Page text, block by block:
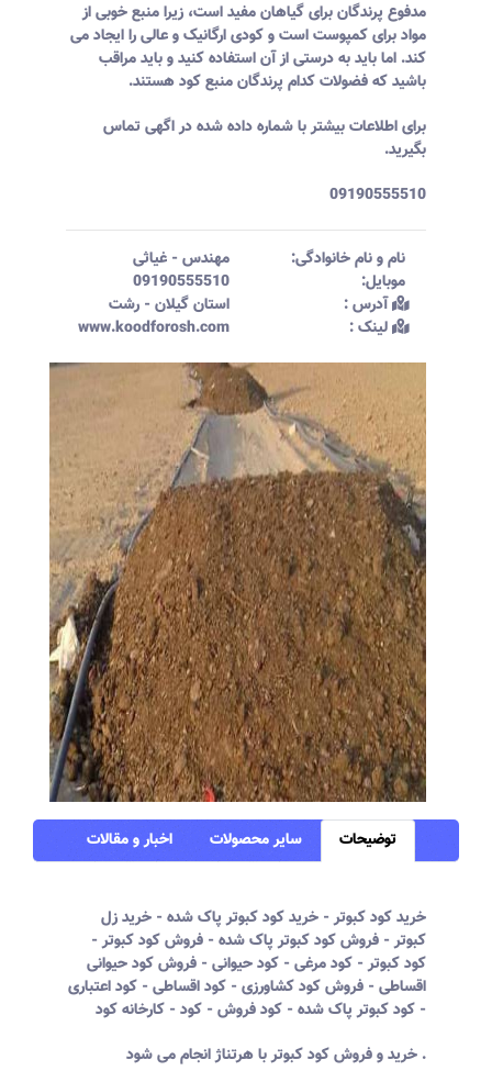
مدفوع پرندگان برای گیاهان مفید است، زیرا منبع خوبی از
مواد برای کمپوست است و کودی ارگانیک و عالی را ایجاد می
کند. اما باید به درستی از آن استفاده کنید و باید مراقب
باشید که فضولات کدام پرندگان منبع کود هستند.
برای اطلاعات بیشتر با شماره داده شده در اگهی تماس
بگیرید.
09190555510
نام و نام خانوادگی:‌ مهندس - غیاثی
موبایل:‌
09190555510
آدرس :‌
استان گیلان - رشت
لینک :‌
www.koodforosh.com
توضیحات سایر محصولات اخبار و مقالات
خرید کود کبوتر - خرید کود کبوتر پاک شده - خرید زل
کبوتر - فروش کود کبوتر پاک شده - فروش کود کبوتر -
کود کبوتر - کود مرغی - کود حیوانی - فروش کود حیوانی
اقساطی - فروش کود کشاورزی - کود اقساطی - کود اعتباری
- کود کبوتر پاک شده - کود فروش - کود - کارخانه کود
خرید و فروش کود کبوتر با هرتناژ انجام می شود .